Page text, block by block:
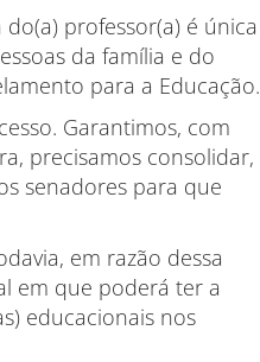
professor(a) é única
da família e do
para a Educação.
Garantimos, com
precisamos consolidar,
senadores para que
em razão dessa
em que poderá ter a
educacionais nos